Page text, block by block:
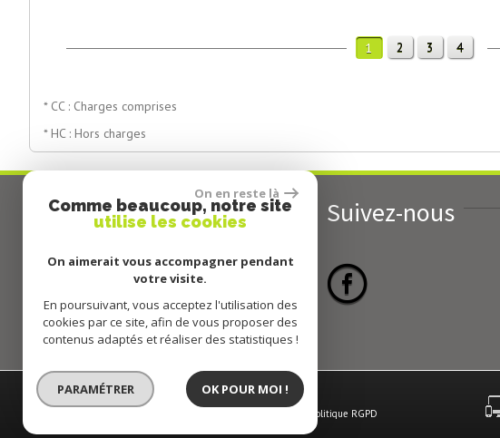
1 2 3 4
* CC : Charges comprises
* HC : Hors charges
Contactez-nous
contact@agencesublimo.fr
38230 Tignieu-Jameyzieu
Suivez-nous
© 2026 | Tous droits réservés | Traduction powered by Google
Politique RGPD
On en reste là
Comme beaucoup, notre site
utilise les cookies
On aimerait vous accompagner pendant
votre visite.
En poursuivant, vous acceptez l'utilisation des
cookies par ce site, afin de vous proposer des
contenus adaptés et réaliser des statistiques !
PARAMÉTRER OK POUR MOI !